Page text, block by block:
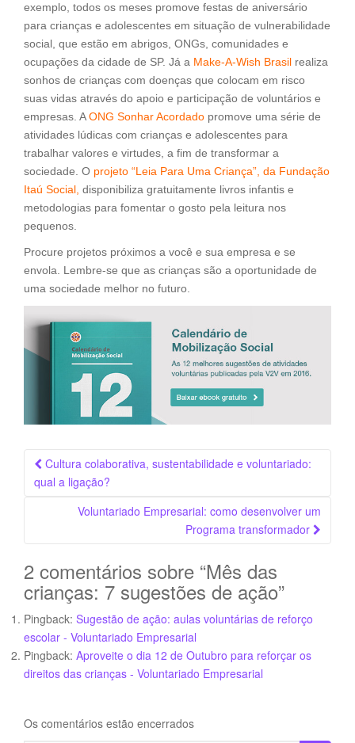
exemplo, todos os meses promove festas de aniversário
para crianças e adolescentes em situação de vulnerabilidade
social, que estão em abrigos, ONGs, comunidades e
ocupações da cidade de SP. Já a Make-A-Wish Brasil realiza
sonhos de crianças com doenças que colocam em risco
suas vidas através do apoio e participação de voluntários e
empresas. AONG Sonhar Acordado promove uma série de
atividades lúdicas com crianças e adolescentes para
trabalhar valores e virtudes, a fim de transformar a
sociedade. O projeto “Leia Para Uma Criança”, da Fundação
Itaú Social, disponibiliza gratuitamente livros infantis e
metodologias para fomentar o gosto pela leitura nos
pequenos.
Procure projetos próximos a você e sua empresa e se
envola. Lembre-se que as crianças são a oportunidade de
uma sociedade melhor no futuro.
Navegação
da
Postagem
Cultura colaborativa, sustentabilidade e voluntariado:
qual a ligação?
Voluntariado Empresarial: como desenvolver um
Programa transformador
2 comentários sobre “Mês das
crianças: 7 sugestões de ação”
Pingback: Sugestão de ação: aulas voluntárias de reforço
escolar - Voluntariado Empresarial
Pingback: Aproveite o dia 12 de Outubro para reforçar os
direitos das crianças - Voluntariado Empresarial
Os comentários estão encerrados